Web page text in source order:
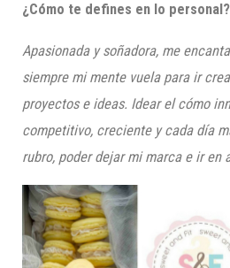
¿Cómo te defines en lo personal?
Apasionada y soñadora, me
siempre mi mente vuela para ir
proyectos e ideas. Idear el cómo
competitivo, creciente y cada día
rubro, poder dejar mi marca e ir en